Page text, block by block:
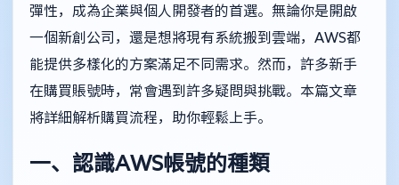
彈性，成為企業與個人開發者的首選。無論你是開啟
一個新創公司，還是想將現有系統搬到雲端，AWS都
能提供多樣化的方案滿足不同需求。然而，許多新手
在購買賬號時，常會遇到許多疑問與挑戰。本篇文章
將詳細解析購買流程，助你輕鬆上手。
一、認識AWS帳號的種類